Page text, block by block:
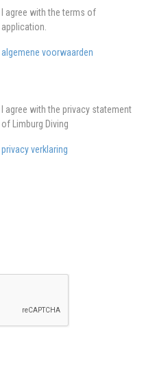
I agree with the terms of
application.
algemene voorwaarden
I agree with the privacy statement
of Limburg Diving
privacy verklaring